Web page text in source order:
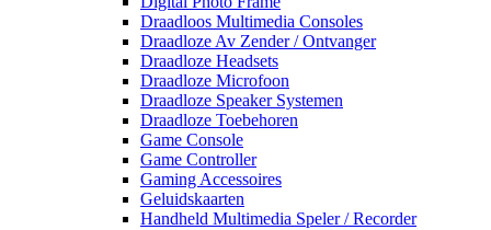
Draadloos Multimedia Consoles
Draadloze Av Zender / Ontvanger
Draadloze Headsets
Draadloze Microfoon
Draadloze Speaker Systemen
Draadloze Toebehoren
Game Console
Game Controller
Gaming Accessoires
Geluidskaarten
Handheld Multimedia Speler / Recorder